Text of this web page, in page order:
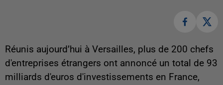
Réunis aujourd’hui à Versailles, plus de 200 chefs
d'entreprises étrangers ont annoncé un total de 93
milliards d'euros d'investissements en France,